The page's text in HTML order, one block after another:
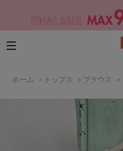
ホーム > トップス > ブラウス >